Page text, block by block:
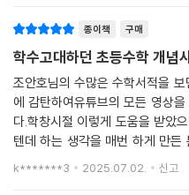
종이책 구매
학수고대하던 초등수학 개념
조안호님의 수많은 수학서적을
에 감탄하여유튜브의 모든 영상
다.학창시절 이렇게 도움을 받았
텐데 하는 생각을 매번 하게 만
판되어 구하기 어려워 중고서점
k*******3 2025.07.02. 신고